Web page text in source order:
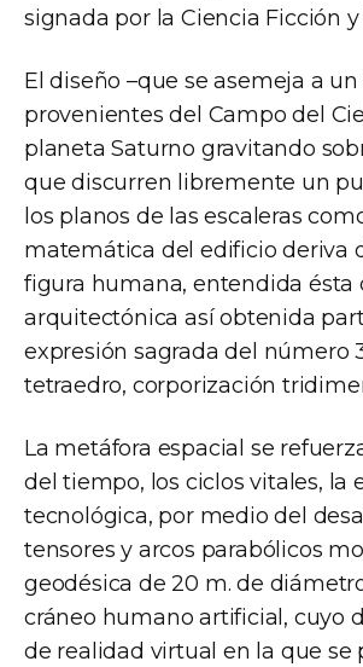
signada por la Ciencia Ficción y
El diseño –que se asemeja a
provenientes del Campo del
planeta Saturno gravitando
que discurren libremente un
los planos de las escaleras
matemática del edificio deriva
figura humana, entendida ésta
arquitectónica así obtenida
expresión sagrada del número
tetraedro, corporización
La metáfora espacial se
del tiempo, los ciclos vitales,
tecnológica, por medio del
tensores y arcos parabólicos
geodésica de 20 m. de
cráneo humano artificial, cuyo
de realidad virtual en la que se